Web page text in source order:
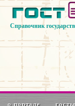
Справочник
о портале госты